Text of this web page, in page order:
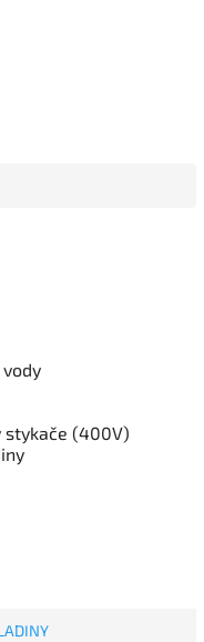
stykače (400V)